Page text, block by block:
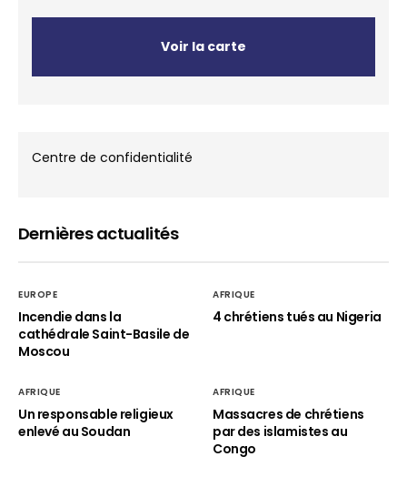
Voir la carte
Centre de confidentialité
Dernières actualités
EUROPE
Incendie dans la
cathédrale Saint-Basile de
Moscou
AFRIQUE
4 chrétiens tués au Nigeria
AFRIQUE
Un responsable religieux
enlevé au Soudan
AFRIQUE
Massacres de chrétiens
par des islamistes au
Congo